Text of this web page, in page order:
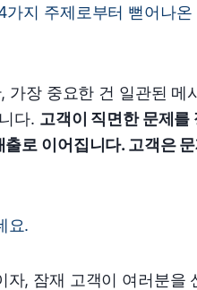
지 주제로부터 뻗어나
장 중요한 건 일관된 메
다. 고객이 직면한 문제를
로 이어집니다. 고객은
요.
, 잠재 고객이 여러분을